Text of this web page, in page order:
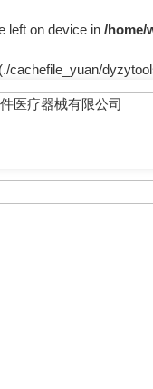
left on device in /home/
cachefile_yuan/